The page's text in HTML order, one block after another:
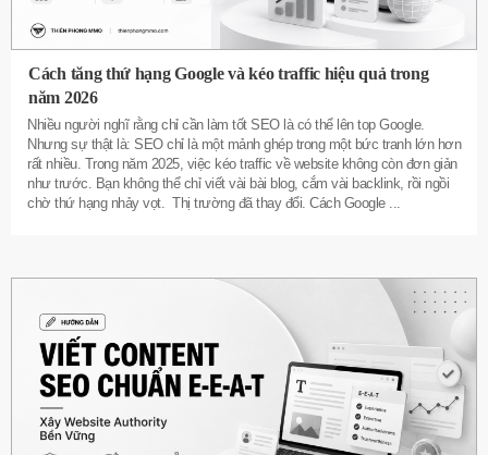
Cách tăng thứ hạng Google và kéo traffic hiệu quả trong
năm 2026
Nhiều người nghĩ rằng chỉ cần làm tốt SEO là có thể lên top Google.
Nhưng sự thật là: SEO chỉ là một mảnh ghép trong một bức tranh lớn hơn
rất nhiều. Trong năm 2025, việc kéo traffic về website không còn đơn giản
như trước. Bạn không thể chỉ viết vài bài blog, cắm vài backlink, rồi ngồi
chờ thứ hạng nhảy vọt. Thị trường đã thay đổi. Cách Google